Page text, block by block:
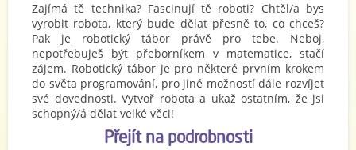
Zajímá tě technika? Fascinují tě roboti? Chtěl/a bys
vyrobit robota, který bude dělat přesně to, co chceš?
Pak je robotický tábor právě pro tebe. Neboj,
nepotřebuješ být přeborníkem v matematice, stačí
zájem. Robotický tábor je pro některé prvním krokem
do světa programování, pro jiné možností dále rozvíjet
své dovednosti. Vytvoř robota a ukaž ostatním, že jsi
schopný/á dělat velké věci!
Přejít na podrobnosti